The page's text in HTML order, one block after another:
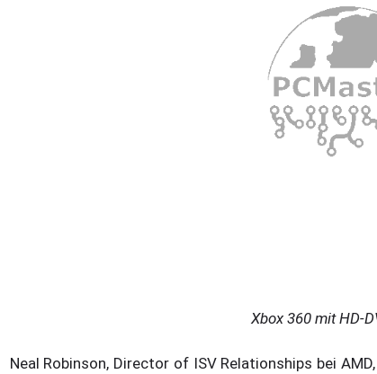
Xbox 360 mit HD-
Neal Robinson, Director of ISV Relationships bei